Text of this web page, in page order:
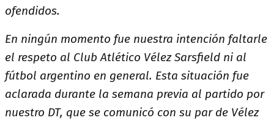
ofendidos.
En ningún momento fue nuestra intención faltarle
el respeto al Club Atlético Vélez Sarsfield ni al
fútbol argentino en general. Esta situación fue
aclarada durante la semana previa al partido por
nuestro DT, que se comunicó con su par de Vélez